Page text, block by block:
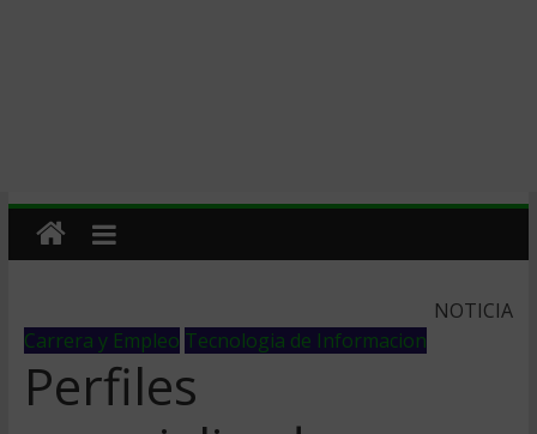
NOTICIA
Carrera y Empleo Tecnologia de Informacion
Perfiles